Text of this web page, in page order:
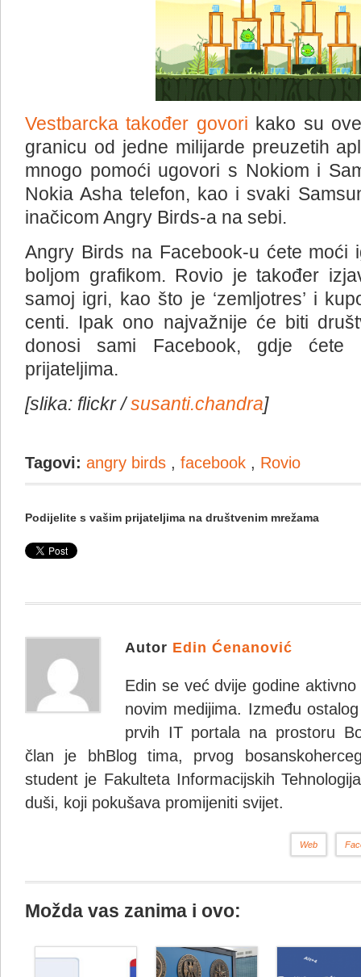
Vestbarcka također govori kako su
granicu od jedne milijarde preuzetih
mnogo pomoći ugovori s Nokiom i
Nokia Asha telefon, kao i svaki
inačicom Angry Birds-a na sebi.
Angry Birds na Facebook-u ćete moći
boljom grafikom. Rovio je također
samoj igri, kao što je ‘zemljotres’ i
centi. Ipak ono najvažnije će biti
donosi sami Facebook, gdje
prijateljima.
[slika: flickr /susanti.chandra]
Tagovi: angry birds , facebook , Rovio
Podijelite s vašim prijateljima na društvenim mrežama
Autor Edin Ćenanović
Edin se već dvije godine
novim medijima. Između
prvih IT portala na prostoru
član je bhBlog tima, prvog
student je Fakulteta Informacijskih
duši, koji pokušava promijeniti svijet.
Web
Možda vas zanima i ovo: